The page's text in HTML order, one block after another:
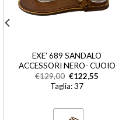
EXE’ 689 SANDALO
ACCESSORI NERO- CUOIO
€129,00 €122,55
Taglia: 37